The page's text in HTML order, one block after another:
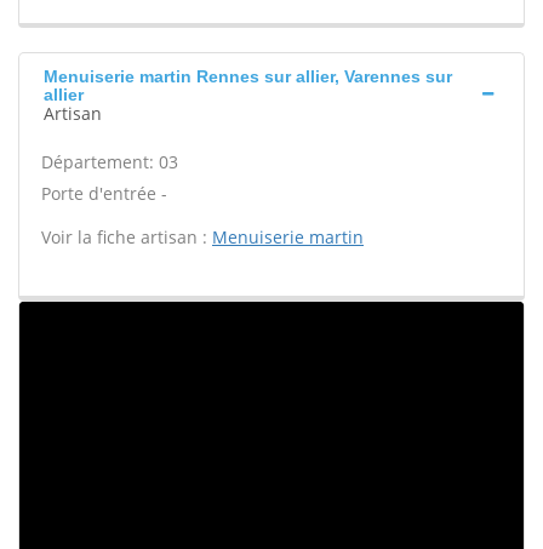
Menuiserie martin Rennes sur allier, Varennes sur
allier
Artisan
Département: 03
Porte d'entrée -
Voir la fiche artisan : Menuiserie martin